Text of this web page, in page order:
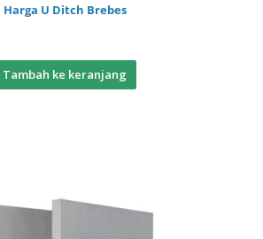
Harga U Ditch Brebes
Tambah ke keranjang